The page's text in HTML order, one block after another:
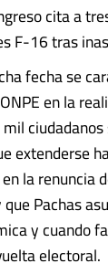
cita a
F-16 tras
fecha se
en la
extenderse
la renuncia
Pachas
y cuando
electoral.